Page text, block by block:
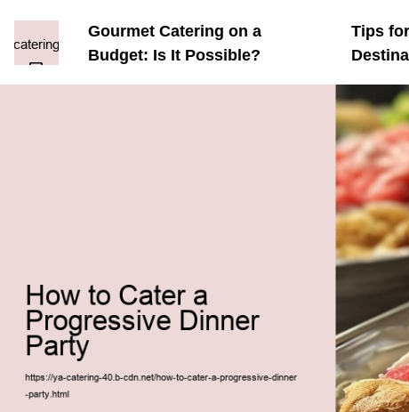
Gourmet Catering on a
Budget: Is It Possible?
Tips